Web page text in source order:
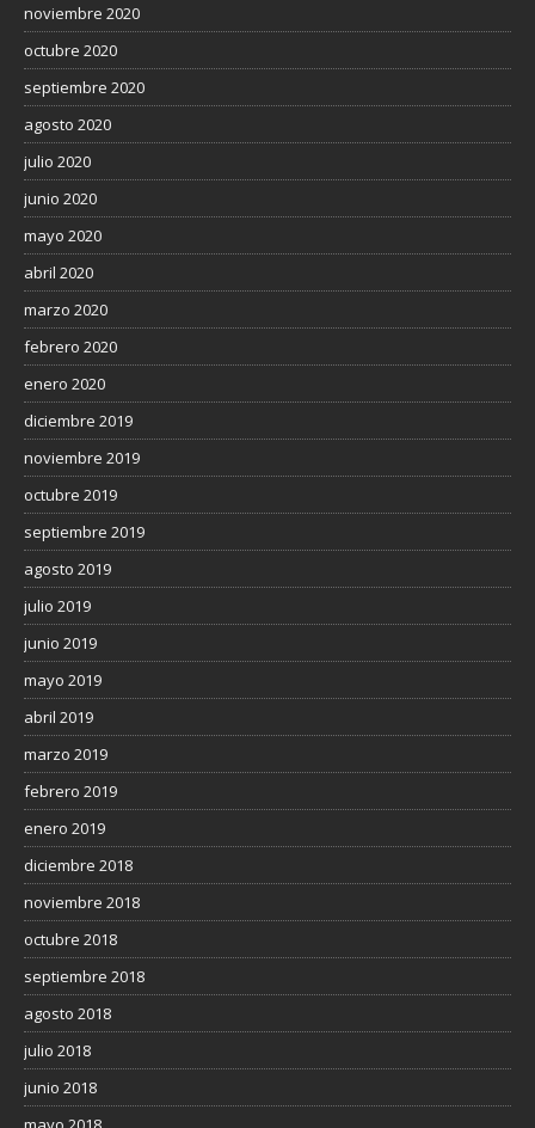
noviembre 2020
octubre 2020
septiembre 2020
agosto 2020
julio 2020
junio 2020
mayo 2020
abril 2020
marzo 2020
febrero 2020
enero 2020
diciembre 2019
noviembre 2019
octubre 2019
septiembre 2019
agosto 2019
julio 2019
junio 2019
mayo 2019
abril 2019
marzo 2019
febrero 2019
enero 2019
diciembre 2018
noviembre 2018
octubre 2018
septiembre 2018
agosto 2018
julio 2018
junio 2018